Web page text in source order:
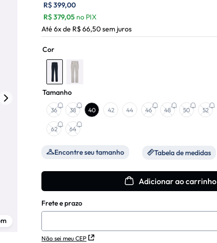
R$399,00
R$379,05 no PIX
Até6x de R$66,50sem juros
Tamanho
36 38 40 42 44 46 48 50 52
62 64
Encontre seu tamanho
Cor
Tabela de medidas
Adicionar ao carrinho
Não sei meu CEP